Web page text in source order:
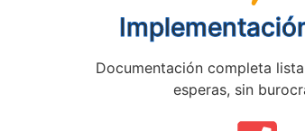
Documentación completa
esperas, sin